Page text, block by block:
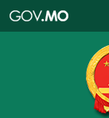
特
政
区
政